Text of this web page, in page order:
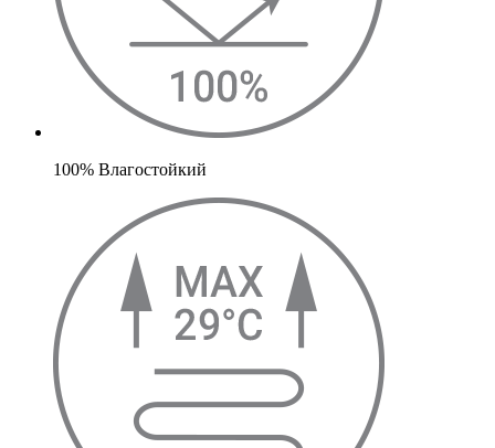
100% Влагостойкий